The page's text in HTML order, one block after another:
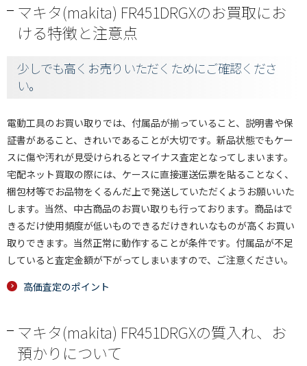
マキタ(makita) FR451DRGXのお買取にお
ける特徴と注意点
少しでも高くお売りいただくためにご確認くださ
い。
電動工具のお買い取りでは、付属品が揃っていること、説明書や保
証書があること、きれいであることが大切です。新品状態でもケー
スに傷や汚れが見受けられるとマイナス査定となってしまいます。
宅配ネット買取の際には、ケースに直接運送伝票を貼ることなく、
梱包材等でお品物をくるんだ上で発送していただくようお願いいた
します。当然、中古商品のお買い取りも行っております。商品はで
きるだけ使用頻度が低いものできるだけきれいなものが高くお買い
取りできます。当然正常に動作することが条件です。付属品が不足
していると査定金額が下がってしまいますので、ご注意ください。
高価査定のポイント
マキタ(makita) FR451DRGXの質入れ、お
預かりについて